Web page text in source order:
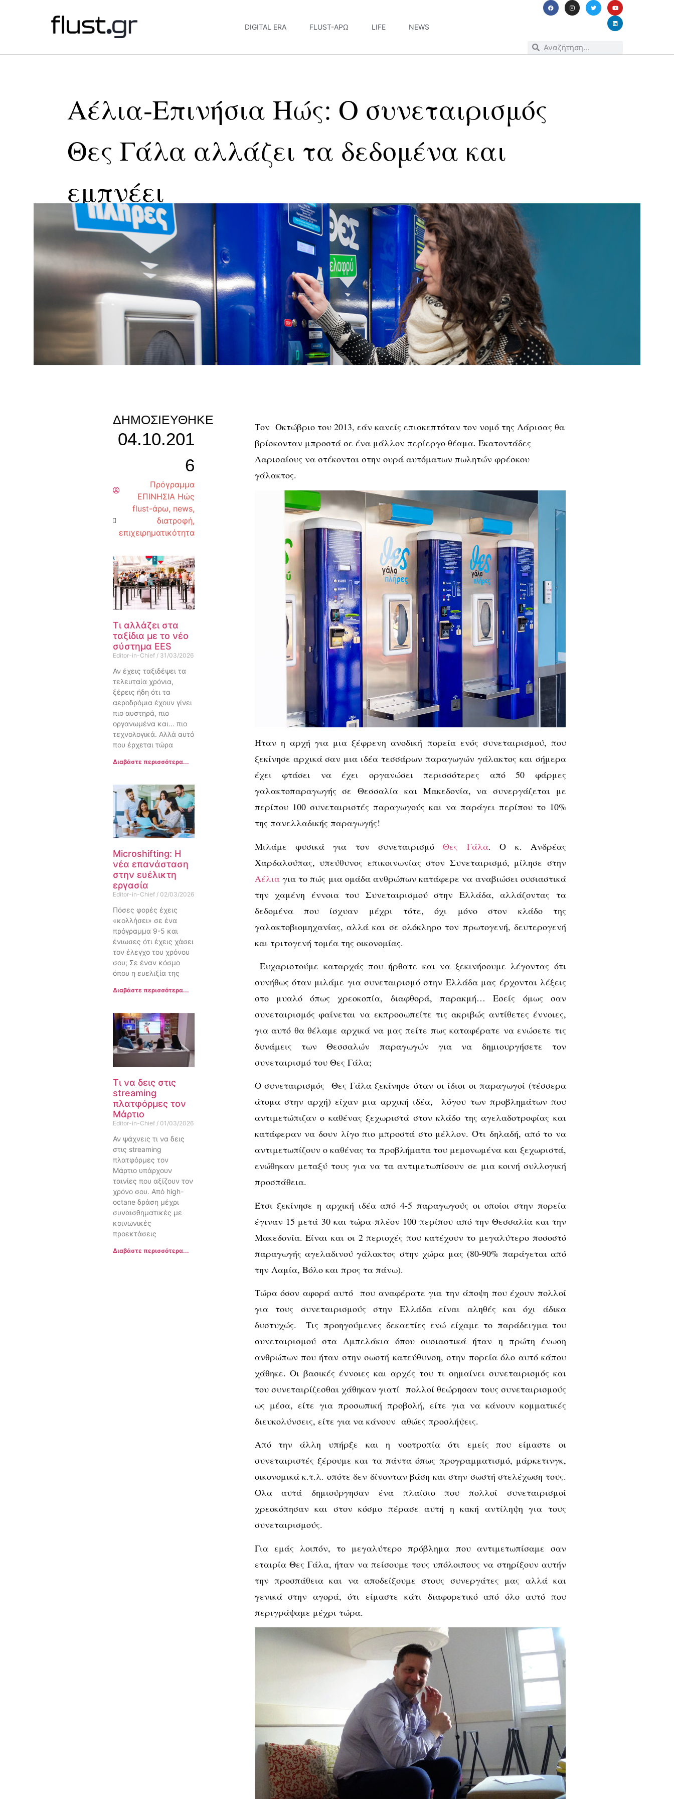
DIGITAL ERA FLUST-ΆΡΩ LIFE NEWS
Αέλια-Επινήσια Ηώς: Ο συνεταιρισμός
Θες Γάλα αλλάζει τα δεδομένα και
εμπνέει
ΔΗΜΟΣΙΕΎΘΗΚΕ
04.10.201
6
Πρόγραμμα
ΕΠΙΝΗΣΙΑ Ηώς
flust-άρω, news,
διατροφή,
επιχειρηματικότητα
Τι αλλάζει στα
ταξίδια με το νέο
σύστημα EES
Editor-in-Chief 31/03/2026
Αν έχεις ταξιδέψει τα
τελευταία χρόνια,
ξέρεις ήδη ότι τα
αεροδρόμια έχουν γίνει
πιο αυστηρά, πιο
οργανωμένα και… πιο
τεχνολογικά. Αλλά αυτό
που έρχεται τώρα
Διαβάστε περισσότερα...
Microshifting: Η
νέα επανάσταση
στην ευέλικτη
εργασία
Editor-in-Chief 02/03/2026
Πόσες φορές έχεις
«κολλήσει» σε ένα
πρόγραμμα 9-5 και
ένιωσες ότι έχεις χάσει
τον έλεγχο του χρόνου
σου; Σε έναν κόσμο
όπου η ευελιξία της
Διαβάστε περισσότερα...
Τι να δεις στις
streaming
πλατφόρμες τον
Μάρτιο
Editor-in-Chief 01/03/2026
Αν ψάχνεις τι να δεις
στις streaming
πλατφόρμες τον
Μάρτιο υπάρχουν
ταινίες που αξίζουν τον
χρόνο σου. Από high-
octane δράση μέχρι
συναισθηματικές με
κοινωνικές
προεκτάσεις
Διαβάστε περισσότερα...
Τον Οκτώβριο του 2013, εάν κανείς επισκεπτόταν τον νομό της Λάρισας θα
βρίσκονταν μπροστά σε ένα μάλλον περίεργο θέαμα. Εκατοντάδες
Λαρισαίους να στέκονται στην ουρά αυτόματων πωλητών φρέσκου
γάλακτος.
Ήταν η αρχή για μια ξέφρενη ανοδική πορεία ενός συνεταιρισμού, που
ξεκίνησε αρχικά σαν μια ιδέα τεσσάρων παραγωγών γάλακτος και σήμερα
έχει φτάσει να έχει οργανώσει περισσότερες από 50 φάρμες
γαλακτοπαραγωγής σε Θεσσαλία και Μακεδονία, να συνεργάζεται με
περίπου 100 συνεταιριστές παραγωγούς και να παράγει περίπου το 10%
της πανελλαδικής παραγωγής!
Μιλάμε φυσικά για τον συνεταιρισμόΘες Γάλα. O κ. Ανδρέας
Χαρδαλούπας, υπεύθυνος επικοινωνίας στον Συνεταιρισμό, μίλησε στην
Αέλιαγια το πώς μια ομάδα ανθρώπων κατάφερε να αναβιώσει ουσιαστικά
την χαμένη έννοια του Συνεταιρισμού στην Ελλάδα, αλλάζοντας τα
δεδομένα που ίσχυαν μέχρι τότε, όχι μόνο στον κλάδο της
γαλακτοβιομηχανίας, αλλά και σε ολόκληρο τον πρωτογενή, δευτερογενή
και τριτογενή τομέα της οικονομίας.
Ευχαριστούμε καταρχάς που ήρθατε και να ξεκινήσουμε λέγοντας ότι
συνήθως όταν μιλάμε για συνεταιρισμό στην Ελλάδα μας έρχονται λέξεις
στο μυαλό όπως χρεοκοπία, διαφθορά, παρακμή… Εσείς όμως σαν
συνεταιρισμός φαίνεται να εκπροσωπείτε τις ακριβώς αντίθετες έννοιες,
για αυτό θα θέλαμε αρχικά να μας πείτε πως καταφέρατε να ενώσετε τις
δυνάμεις των Θεσσαλών παραγωγών για να δημιουργήσετε τον
συνεταιρισμό του Θες Γάλα;
Ο συνεταιρισμός Θες Γάλα ξεκίνησε όταν οι ίδιοι οι παραγωγοί (τέσσερα
άτομα στην αρχή) είχαν μια αρχική ιδέα, λόγου των προβλημάτων που
αντιμετώπιζαν ο καθένας ξεχωριστά στον κλάδο της αγελαδοτροφίας και
κατάφεραν να δουν λίγο πιο μπροστά στο μέλλον. Ότι δηλαδή, από το να
αντιμετωπίζουν ο καθένας τα προβλήματα του μεμονωμένα και ξεχωριστά,
ενώθηκαν μεταξύ τους για να τα αντιμετωπίσουν σε μια κοινή συλλογική
προσπάθεια.
Έτσι ξεκίνησε η αρχική ιδέα από 4-5 παραγωγούς οι οποίοι στην πορεία
έγιναν 15 μετά 30 και τώρα πλέον 100 περίπου από την Θεσσαλία και την
Μακεδονία. Είναι και οι 2 περιοχές που κατέχουν το μεγαλύτερο ποσοστό
παραγωγής αγελαδινού γάλακτος στην χώρα μας (80-90% παράγεται από
την Λαμία, Βόλο και προς τα πάνω).
Τώρα όσον αφορά αυτό που αναφέρατε για την άποψη που έχουν πολλοί
για τους συνεταιρισμούς στην Ελλάδα είναι αληθές και όχι άδικα
δυστυχώς. Τις προηγούμενες δεκαετίες ενώ είχαμε το παράδειγμα του
συνεταιρισμού στα Αμπελάκια όπου ουσιαστικά ήταν η πρώτη ένωση
ανθρώπων που ήταν στην σωστή κατεύθυνση, στην πορεία όλο αυτό κάπου
χάθηκε. Οι βασικές έννοιες και αρχές του τι σημαίνει συνεταιρισμός και
του συνεταιρίζεσθαι χάθηκαν γιατί πολλοί θεώρησαν τους συνεταιρισμούς
ως μέσα, είτε για προσωπική προβολή, είτε για να κάνουν κομματικές
διευκολύνσεις, είτε για να κάνουν αθώες προσλήψεις.
Από την άλλη υπήρξε και η νοοτροπία ότι εμείς που είμαστε οι
συνεταιριστές ξέρουμε και τα πάντα όπως προγραμματισμό, μάρκετινγκ,
οικονομικά κ.τ.λ. οπότε δεν δίνονταν βάση και στην σωστή στελέχωση τους.
Όλα αυτά δημιούργησαν ένα πλαίσιο που πολλοί συνεταιρισμοί
χρεοκόπησαν και στον κόσμο πέρασε αυτή η κακή αντίληψη για τους
συνεταιρισμούς.
Για εμάς λοιπόν, το μεγαλύτερο πρόβλημα που αντιμετωπίσαμε σαν
εταιρία Θες Γάλα, ήταν να πείσουμε τους υπόλοιπους να στηρίξουν αυτήν
την προσπάθεια και να αποδείξουμε στους συνεργάτες μας αλλά και
γενικά στην αγορά, ότι είμαστε κάτι διαφορετικό από όλο αυτό που
περιγράψαμε μέχρι τώρα.